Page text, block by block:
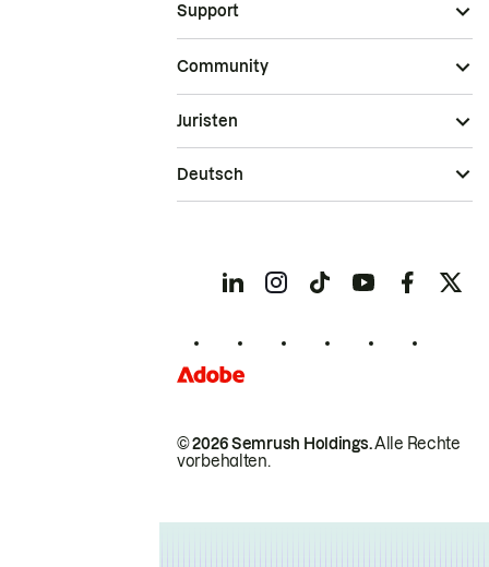
Support
Community
© 2026 Semrush Holdings.Alle Rechte
vorbehalten.
Juristen
Deutsch